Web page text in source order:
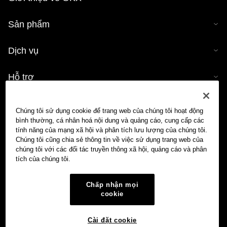
Sản phẩm
Dịch vụ
Hỗ trợ
Công cụ tính tiền mã hóa
Giao dịch
Chúng tôi sử dụng cookie để trang web của chúng tôi hoạt động
bình thường, cá nhân hoá nội dung và quảng cáo, cung cấp các
tính năng của mạng xã hội và phân tích lưu lượng của chúng tôi.
Chúng tôi cũng chia sẻ thông tin về việc sử dụng trang web của
chúng tôi với các đối tác truyền thông xã hội, quảng cáo và phân
tích của chúng tôi.
Chấp nhận mọi
cookie
Cài đặt cookie